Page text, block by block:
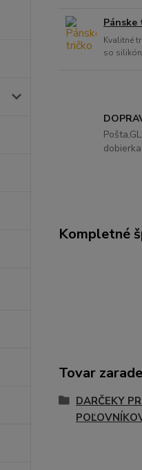
Kvalitné
so
Kompletné
Tovar
DARČEKY